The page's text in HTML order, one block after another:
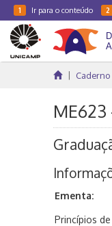
1 Ir para o conteúdo 2
ME623
Ementa:
Princípios